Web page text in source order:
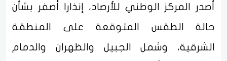
أصدر المركز الوطني للأرصاد، إنذارا أصفر بشأن
حالة الطقس المتوقعة على المنطقة
الشرقية، وشمل الجبيل والظهران والدمام